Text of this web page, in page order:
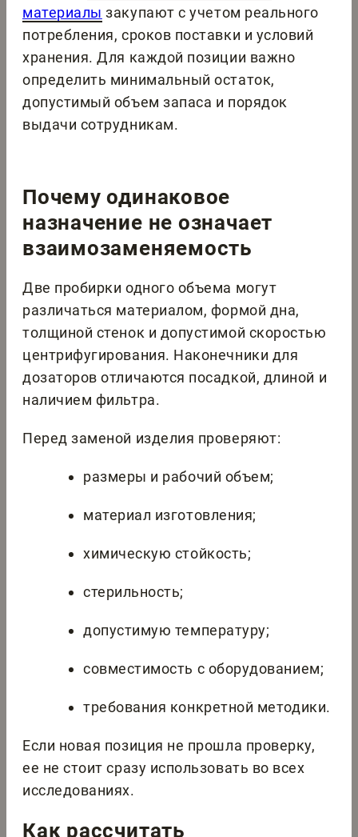
материалы закупают с учетом реального
потребления, сроков поставки и условий
хранения. Для каждой позиции важно
определить минимальный остаток,
допустимый объем запаса и порядок
выдачи сотрудникам.
Почему одинаковое
назначение не означает
взаимозаменяемость
Две пробирки одного объема могут
различаться материалом, формой дна,
толщиной стенок и допустимой скоростью
центрифугирования. Наконечники для
дозаторов отличаются посадкой, длиной и
наличием фильтра.
Перед заменой изделия проверяют:
размеры и рабочий объем;
материал изготовления;
химическую стойкость;
стерильность;
допустимую температуру;
совместимость с оборудованием;
требования конкретной методики.
Если новая позиция не прошла проверку,
ее не стоит сразу использовать во всех
исследованиях.
Как рассчитать